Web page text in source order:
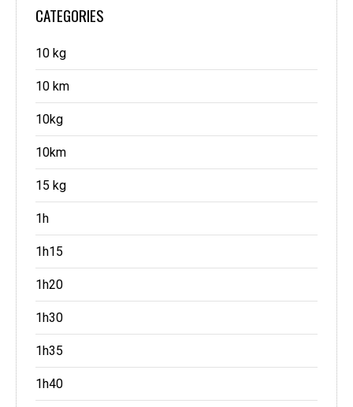
CATEGORIES
10 kg
10 km
10kg
10km
15 kg
1h
1h15
1h20
1h30
1h35
1h40